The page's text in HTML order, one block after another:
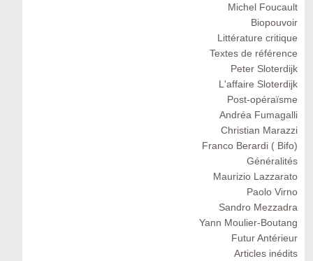
Michel Foucault
Biopouvoir
Littérature critique
Textes de référence
Peter Sloterdijk
L'affaire Sloterdijk
Post-opéraïsme
Andréa Fumagalli
Christian Marazzi
Franco Berardi ( Bifo)
Généralités
Maurizio Lazzarato
Paolo Virno
Sandro Mezzadra
Yann Moulier-Boutang
Futur Antérieur
Articles inédits